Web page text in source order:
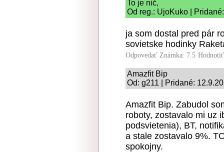
To je nič,
Od reg.: UjoKuko |
ja som dostal pred pár
sovietske hodinky
Odpovedať Známka: 7.5
Amazfit Bip
Od: g211 | Pridané:
Amazfit Bip. Zabudol
roboty, zostavalo mi uz
podsvietenia), BT,
a stale zostavalo 9%.
spokojny.